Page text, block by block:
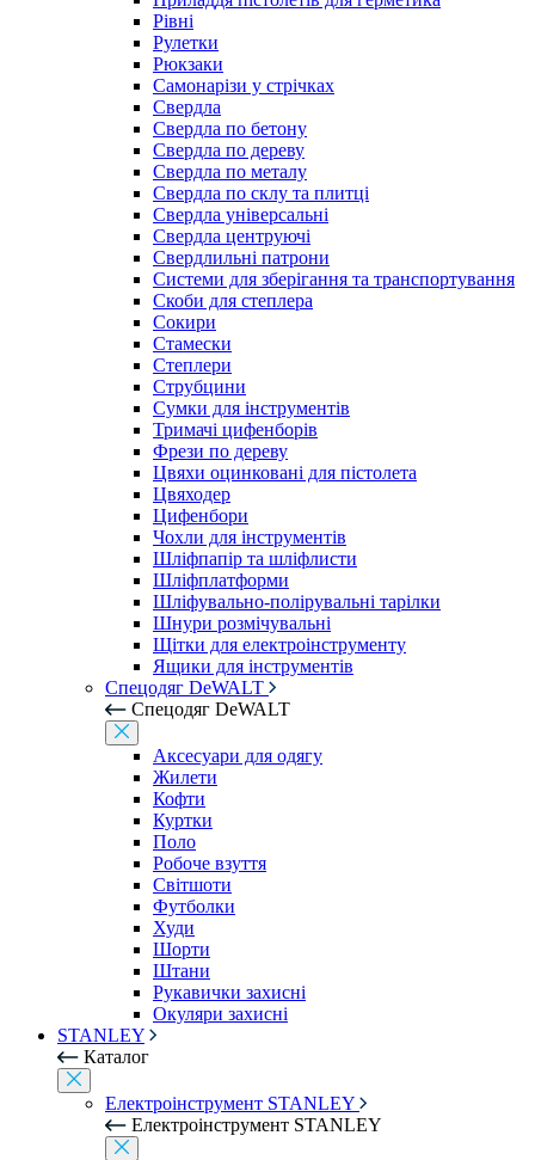
Рівні
Рулетки
Рюкзаки
Самонарізи у стрічках
Свердла
Свердла по бетону
Свердла по дереву
Свердла по металу
Свердла по склу та плитці
Свердла універсальні
Свердла центруючі
Свердлильні патрони
Системи для зберігання та транспортування
Скоби для степлера
Сокири
Стамески
Степлери
Струбцини
Сумки для інструментів
Тримачі цифенборів
Фрези по дереву
Цвяхи оцинковані для пістолета
Цвяходер
Цифенбори
Чохли для інструментів
Шліфпапір та шліфлисти
Шліфплатформи
Шліфувально-полірувальні тарілки
Шнури розмічувальні
Щітки для електроінструменту
Ящики для інструментів
Спецодяг DeWALT
Спецодяг DeWALT
Аксесуари для одягу
Жилети
Кофти
Куртки
Поло
Робоче взуття
Світшоти
Футболки
Худи
Шорти
Штани
Рукавички захисні
Окуляри захисні
STANLEY
Каталог
Електроінструмент STANLEY
Електроінструмент STANLEY